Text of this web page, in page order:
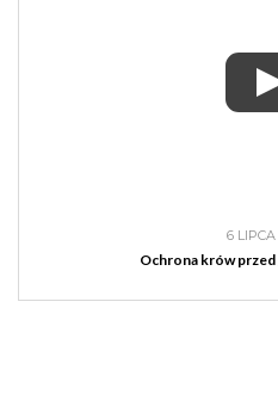
6 LIPCA
Ochrona krów